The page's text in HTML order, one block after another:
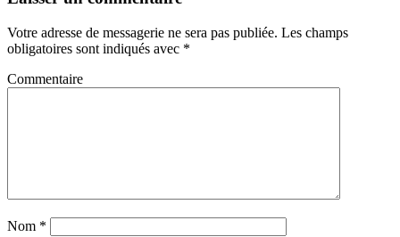
Votre adresse de messagerie ne sera pas publiée. Les champs
obligatoires sont indiqués avec *
Commentaire
Nom *